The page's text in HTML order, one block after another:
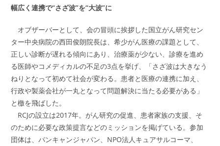
幅広く連携で“さざ波”を“大波”に
オブザーバーとして、会の冒頭に挨拶した国立がん研究セン
ター中央病院の西田俊朗院長は、希少がん医療の課題として、
正しい診断が遅れる傾向にあり、治療薬が少ない、診療を進め
る医師やコメディカルの不足の3点を挙げ、「さざ波は大きなう
ねりとなって初めて社会が変わる。患者と医療の連携に加え、
行政や製薬会社が一丸となって問題解決に当たる必要がある」
と檄を飛ばした。
RCJの設立は2017年。がん研究の促進、患者家族の支援、そ
のために必要な政策提言などのミッションを掲げている。参加
団体は、パンキャンジャパン、NPO法人キュアサルコーマ、